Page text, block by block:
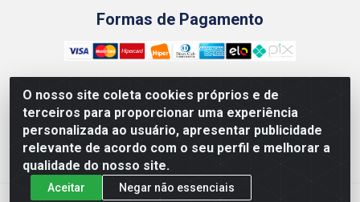
O nosso site coleta cookies próprios e de
terceiros para proporcionar uma experiência
personalizada ao usuário, apresentar publicidade
relevante de acordo com o seu perfil e melhorar a
qualidade do nosso site.
Aceitar Negar não essenciais
Formas de Pagamento
Kgmlan Distribuidora LTDA - CNPJ 18.217.682/0001-54 -
Rua Pedro de Barros Cavalcante, 58 - Bultrins, Olinda/PE
- CEP 53320-110